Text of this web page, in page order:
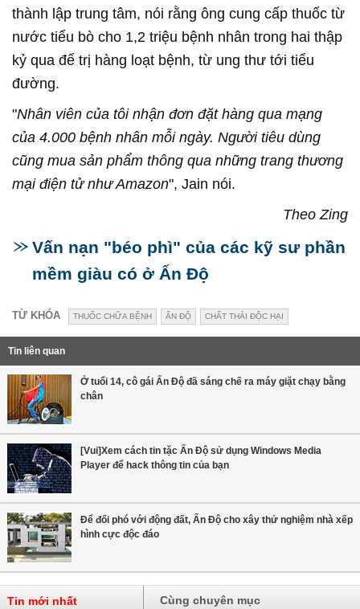
thành lập trung tâm, nói rằng ông cung cấp thuốc từ
nước tiểu bò cho 1,2 triệu bệnh nhân trong hai thập
kỷ qua để trị hàng loạt bệnh, từ ung thư tới tiểu
đường.
"Nhân viên của tôi nhận đơn đặt hàng qua mạng
của 4.000 bệnh nhân mỗi ngày. Người tiêu dùng
cũng mua sản phẩm thông qua những trang thương
mại điện tử như Amazon", Jain nói.
Theo Zing
Vấn nạn "béo phì" của các kỹ sư phần
mềm giàu có ở Ấn Độ
TỪ KHÓA THUỐC CHỮA BỆNH ẤN ĐỘ CHẤT THẢI ĐỘC HẠI
Tin liên quan
Ở tuổi 14, cô gái Ấn Độ đã sáng chế ra máy giặt chạy bằng
chân
[Vui]Xem cách tin tặc Ấn Độ sử dụng Windows Media
Player để hack thông tin của bạn
Để đối phó với động đất, Ấn Độ cho xây thử nghiệm nhà xếp
hình cực độc đáo
Tin mới nhất Cùng chuyên mục